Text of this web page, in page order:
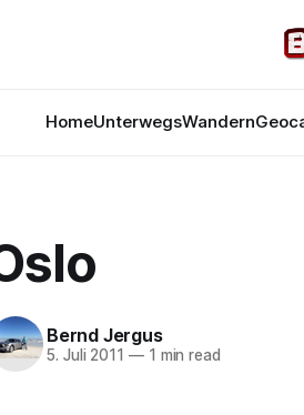
HomeUnterwegsWandern
Bernd Jergus
5. Juli 2011 —1 min read